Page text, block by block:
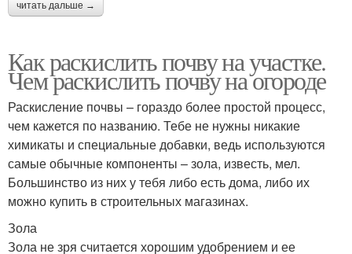
читать дальше →
Как раскислить почву на участке.
Чем раскислить почву на огороде
Раскисление почвы – гораздо более простой процесс,
чем кажется по названию. Тебе не нужны никакие
химикаты и специальные добавки, ведь используются
самые обычные компоненты – зола, известь, мел.
Большинство из них у тебя либо есть дома, либо их
можно купить в строительных магазинах.
Зола
Зола не зря считается хорошим удобрением и ее